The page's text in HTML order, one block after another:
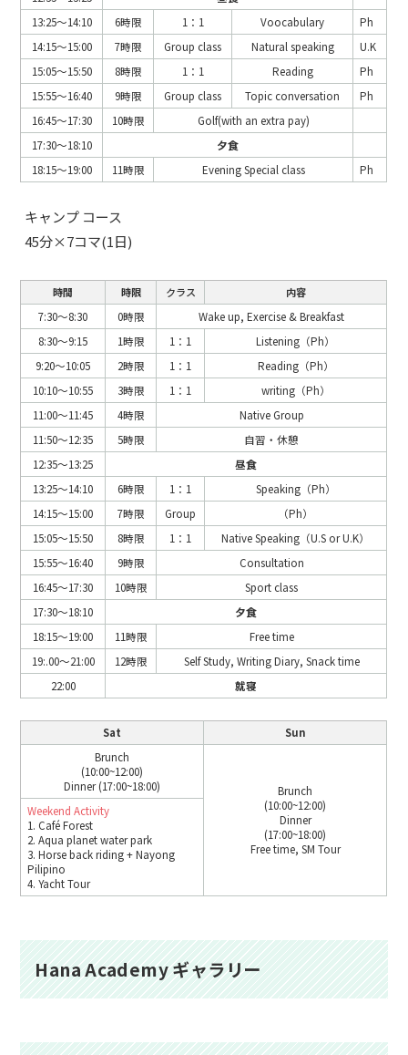
13:25～14:10
6時限 1：1 Voocabulary
Ph
14:15～15:00
7時限 Group class Natural speaking
U.K
15:05～15:50
8時限 1：1 Reading
Ph
15:55～16:40
9時限 Group class Topic conversation
Ph
16:45～17:30
10時限
Golf(with an extra pay)
17:30～18:10
夕食
18:15～19:00
11時限 Evening Special class Ph
キャンプ コース
45分×7コマ(1日)
時間 時限 クラス
内容
7:30～8:30
0時限
Wake up, Exercise & Breakfast
8:30～9:15
1時限 1：1
Listening（Ph）
9:20～10:05
2時限 1：1
Reading（Ph）
10:10～10:55
3時限 1：1
writing（Ph）
11:00～11:45
4時限
Native Group
11:50～12:35
5時限
自習・休憩
12:35～13:25
昼食
13:25～14:10
6時限 1：1
Speaking（Ph）
14:15～15:00
7時限 Group
（Ph）
15:05～15:50
8時限 1：1
Native Speaking（U.S or U.K）
15:55～16:40
9時限
Consultation
16:45～17:30
10時限
Sport class
17:30～18:10
夕食
18:15～19:00
11時限
Free time
19:.00～21:00
12時限
Self Study, Writing Diary, Snack time
22:00
就寝
Sat
Sun
Brunch
(10:00~12:00)
Dinner (17:00~18:00)
Brunch
(10:00~12:00)
Dinner
(17:00~18:00)
Free time, SM Tour
Weekend Activity
1. Café Forest
2. Aqua planet water park
3. Horse back riding + Nayong
Pilipino
4. Yacht Tour
Hana Academy ギャラリー